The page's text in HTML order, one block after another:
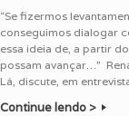
“Se fizermos
conseguimos dialogar
essa ideia de, a partir
possam avançar…”
Lá, discute, em
Continue lendo >